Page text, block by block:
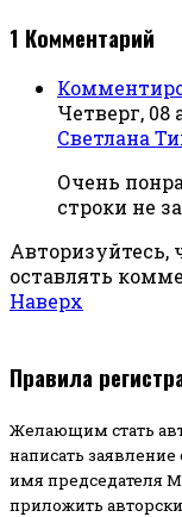
1 Комментарий
Четверг, 08
Светлана
Очень
строки не
Авторизуйтесь,
оставлять
Наверх
Правила
Желающим стать
написать
имя председателя
приложить